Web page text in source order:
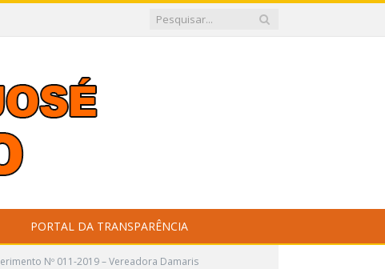
PORTAL DA TRANSPARÊNCIA
Nº 011-2019 – Vereadora Damaris